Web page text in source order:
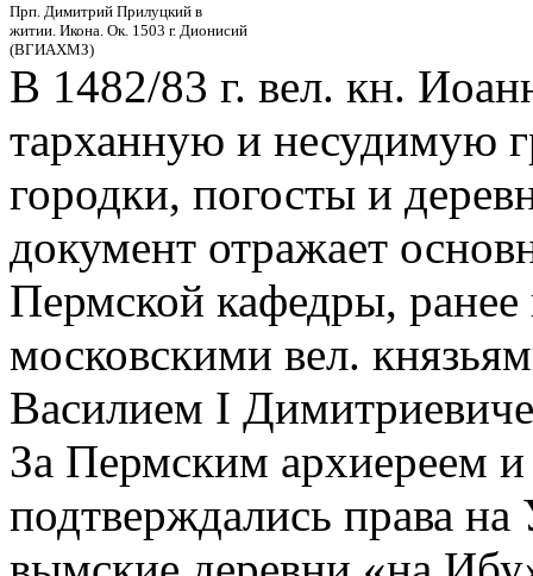
Прп. Димитрий Прилуцкий в
житии. Икона. Ок. 1503 г. Дионисий
(ВГИАХМЗ)
В 1482/83 г. вел. кн.
тарханную и несудимую
городки, погосты и
документ отражает
Пермской кафедры,
московскими вел.
Василием I
За Пермским архиереем
подтверждались права